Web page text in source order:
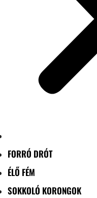
FORRÓ DRÓT
ÉLŐ FÉM
SOKKOLÓ KORONGOK